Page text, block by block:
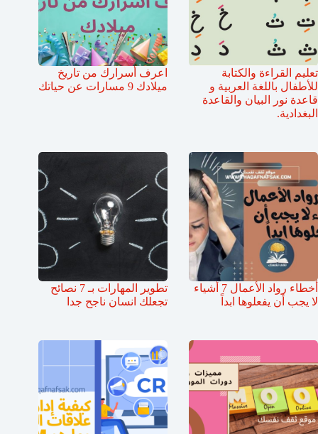
تعليم القراءة والكتابة
للأطفال باللغة العربية و
قاعدة نور البيان والقاعدة
البغدادية.
اعرف أسرارك من تاريخ
ميلادك 9 مسارات عن حياتك
أخطاء رواد الأعمال 7 أشياء
لا يجب أن يفعلوها ابداً
تطوير المهارات بـ 7 نصائح
تجعلك انسان ناجح جدا